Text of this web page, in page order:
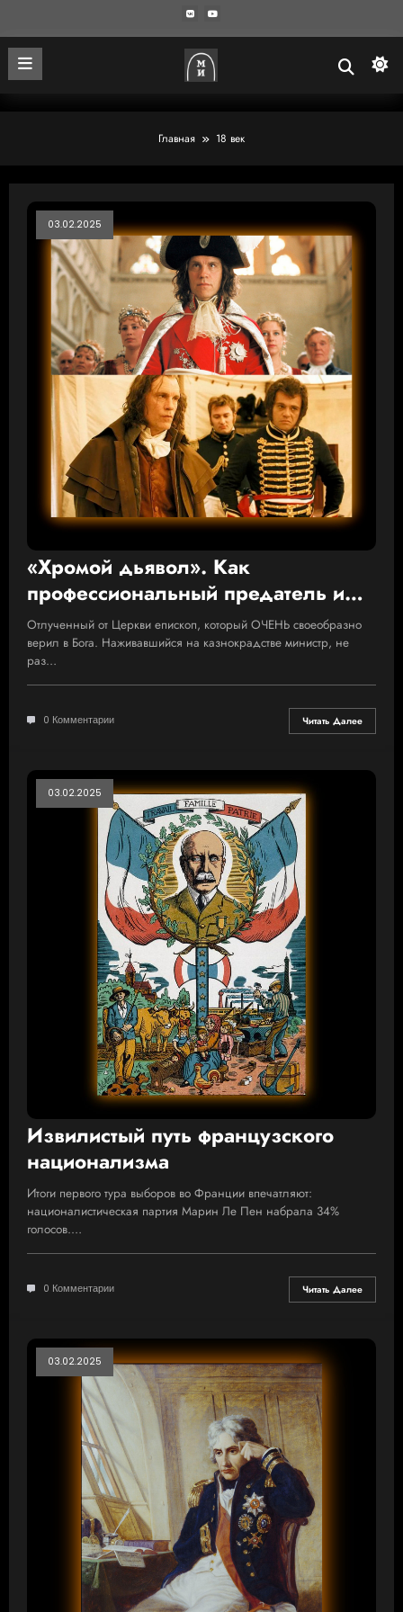
Главная 18 век
03.02.2025
«Хромой дьявол». Как
профессиональный предатель и
взяточник Талейран спасал
Францию от развала
Отлученный от Церкви епископ, который ОЧЕНЬ своеобразно
верил в Бога. Наживавшийся на казнокрадстве министр, не
раз…
0 Комментарии Читать Далее
03.02.2025
Извилистый путь французского
национализма
Итоги первого тура выборов во Франции впечатляют:
националистическая партия Марин Ле Пен набрала 34%
голосов.…
0 Комментарии Читать Далее
03.02.2025